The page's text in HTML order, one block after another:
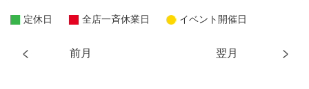
前月 翌月
定休日 全店一斉休業日 イベント開催日